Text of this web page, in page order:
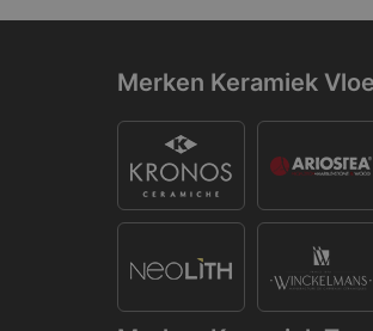
Merken Keramiek